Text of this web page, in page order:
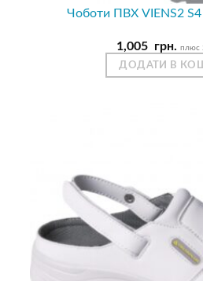
Чоботи ПВХ VIENS2 S4
1,005 грн. плюс
ДОДАТИ В